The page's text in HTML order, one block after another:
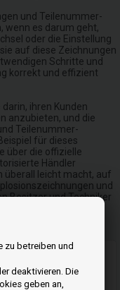
zu betreiben und
deaktivieren. Die
geben an,
und Teilenummer-
wenn es darum geht,
oder die Einstellung
auf diese Zeichnungen
Schritte und
korrekt und effizient
ihren Kunden
anzubieten, und die
Teilenummer-
für dieses
über die offizielle
Händler
überall leicht macht, auf
und
Besitzer und Techniker
mit
und reparieren.